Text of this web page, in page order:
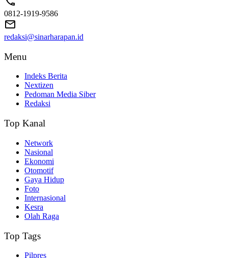
0812-1919-9586
redaksi@sinarharapan.id
Menu
Indeks Berita
Nextizen
Pedoman Media Siber
Redaksi
Top Kanal
Network
Nasional
Ekonomi
Otomotif
Gaya Hidup
Foto
Internasional
Kesra
Olah Raga
Top Tags
Pilpres